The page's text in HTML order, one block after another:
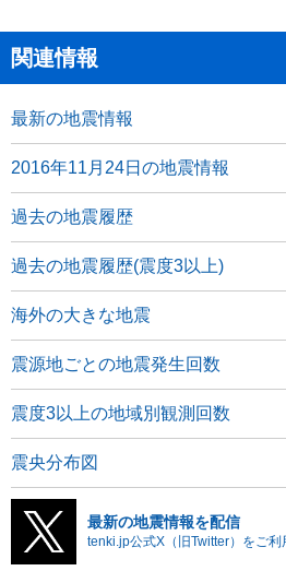
関連情報
最新の地震情報
2016年11月24日の地震情報
過去の地震履歴
過去の地震履歴(震度3以上)
海外の大きな地震
震源地ごとの地震発生回数
震度3以上の地域別観測回数
震央分布図
最新の地震情報を配信
tenki.jp公式X（旧Twitter）をご利